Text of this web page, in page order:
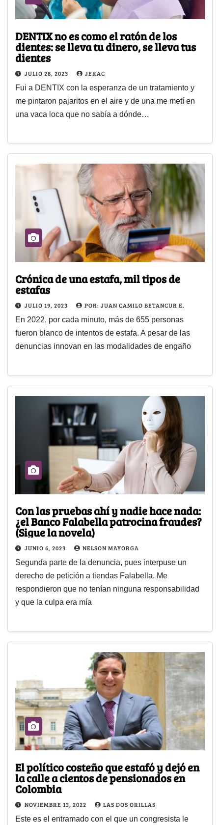
DENTIX no es como el ratón de los
dientes: se lleva tu dinero, se lleva tus
dientes
JULIO 28, 2023 JERAC
Fui a DENTIX con la esperanza de un tratamiento y
me pintaron pajaritos en el aire y de una me metí en
una vaca loca que no sabía a dónde…
Crónica de una estafa, mil tipos de
estafas
JULIO 19, 2023 POR: JUAN CAMILO BETANCUR E.
En 2022, por cada minuto, más de 655 personas
fueron blanco de intentos de estafa. A pesar de las
denuncias innovan en las modalidades de engaño
Con las pruebas ahí y nadie hace nada:
¿el Banco Falabella patrocina fraudes?
(Sigue la novela)
JUNIO 6, 2023 NELSON MAYORGA
Segunda parte de la denuncia, pues interpuse un
derecho de petición a tiendas Falabella. Me
respondieron que no tenían ninguna responsabilidad
y que la culpa era mía
El político costeño que estafó y dejó en
la calle a cientos de pensionados en
Colombia
NOVIEMBRE 13, 2022 LAS DOS ORILLAS
Este es el entramado con el que un congresista le